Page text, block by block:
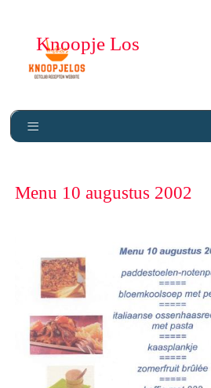
Knoopje Los
Menu 10 augustus 2002